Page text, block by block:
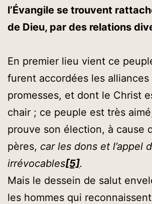
l’Évangile se trouvent
de Dieu, par des relations
En premier lieu vient ce
furent accordées les alliances
promesses, et dont le Christ
chair ; ce peuple est très
prouve son élection, à cause
pères, car les dons et l’appel
irrévocables[5].
Mais le dessein de salut
les hommes qui